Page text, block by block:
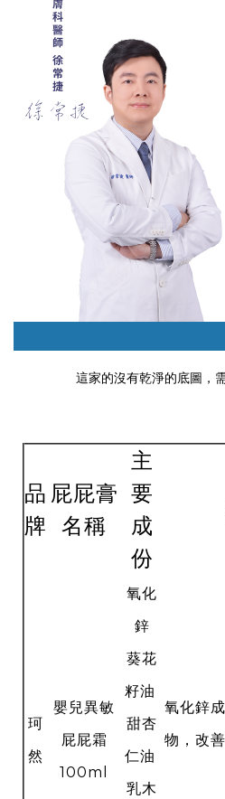
這家的沒有乾淨的底圖，
品
牌
屁屁膏
名稱
主
要
成
份
珂
然
嬰兒異敏
屁屁霜
100ml
氧化
鋅
葵花
籽油
甜杏
仁油
乳木
氧化鋅
物，改